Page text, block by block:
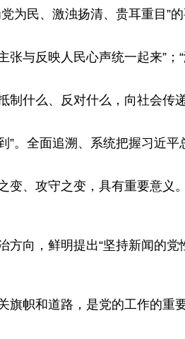
为民、激浊扬清、贵耳重目”
张与反映人民心声统一起来”
制什么、反对什么，向社会传
”。全面追溯、系统把握习近
变、攻守之变，具有重要意义
方向，鲜明提出“坚持新闻的党
帜和道路，是党的工作的重